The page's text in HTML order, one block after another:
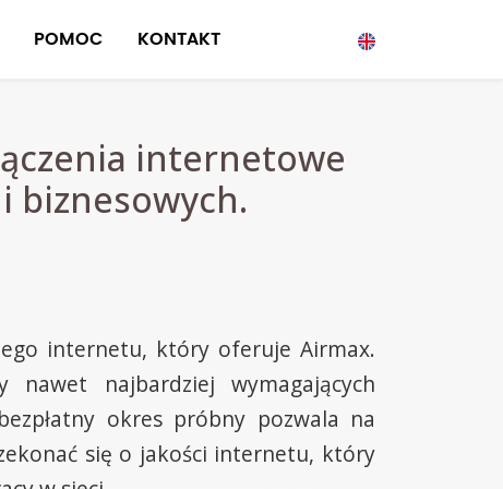
POMOC KONTAKT
internetowe
biznesowych.
internetu, który oferuje Airmax.
najbardziej wymagających
okres próbny pozwala na
się o jakości internetu, który